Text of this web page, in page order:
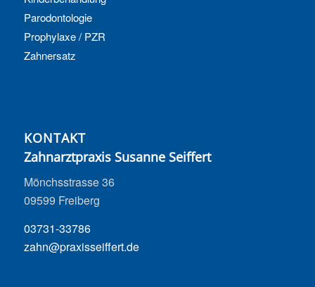
Parodontologie
Prophylaxe / PZR
Zahnersatz
KONTAKT
Zahnarztpraxis Susanne Seiffert
Mönchsstrasse 36
09599 Freiberg
03731-33786
zahn@praxisseiffert.de